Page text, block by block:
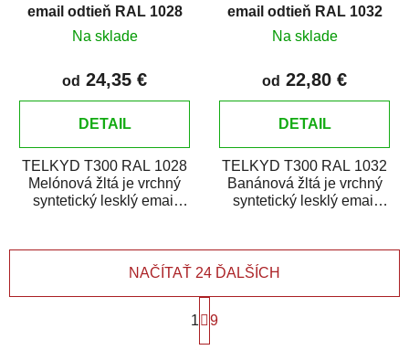
email odtieň RAL 1028
Melónová žltá
Na sklade
od 24,35 €
DETAIL
TELKYD T300 RAL 1028
Melónová žltá je vrchný
syntetický lesklý email
email odtieň RAL 1032
Banánová žltá
Na sklade
od 22,80 €
DETAIL
TELKYD T300 RAL 1032
Banánová žltá je vrchný
syntetický lesklý email
O
NAČÍTAŤ 24 ĎALŠÍCH
S
t
1 9